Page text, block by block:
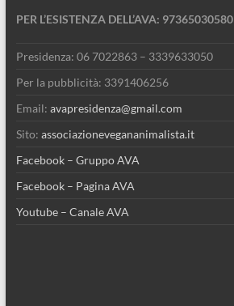
PER L’ESISTENZA DELL’AVA: 97365030580
Presidenza: 06 7022863 – 3339633050
Per la pubblicità: 3391406256
Email: avapresidenza@gmail.com
Sito: associazionevegananimalista.it
Facebook – Gruppo AVA
Facebook – Pagina AVA
Youtube – Canale AVA